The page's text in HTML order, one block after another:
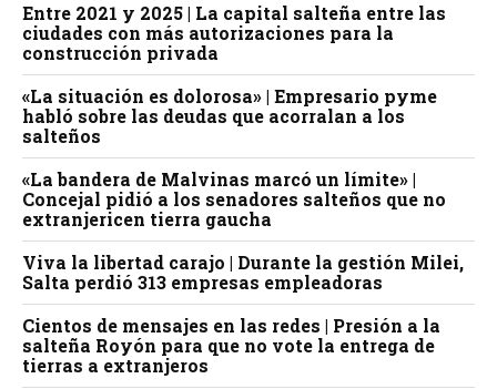
Entre 2021 y 2025 | La capital salteña entre las
ciudades con más autorizaciones para la
construcción privada
«La situación es dolorosa» | Empresario pyme
habló sobre las deudas que acorralan a los
salteños
«La bandera de Malvinas marcó un límite» |
Concejal pidió a los senadores salteños que no
extranjericen tierra gaucha
Viva la libertad carajo | Durante la gestión Milei,
Salta perdió 313 empresas empleadoras
Cientos de mensajes en las redes | Presión a la
salteña Royón para que no vote la entrega de
tierras a extranjeros